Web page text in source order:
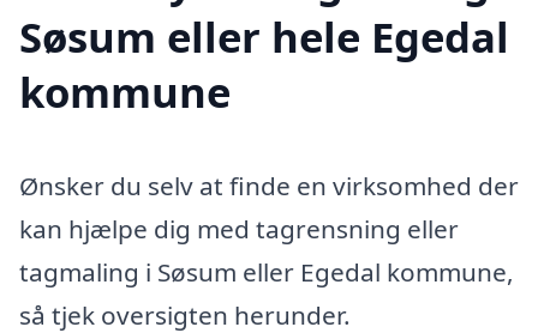
Søsum eller hele Egedal
kommune
Ønsker du selv at finde en virksomhed der
kan hjælpe dig med tagrensning eller
tagmaling i Søsum eller Egedal kommune,
så tjek oversigten herunder.